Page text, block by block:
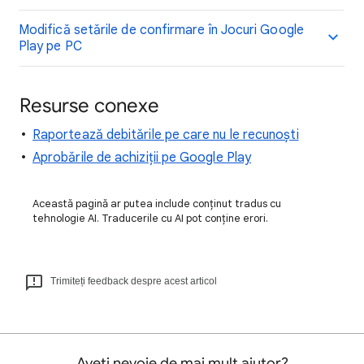
Modifică setările de confirmare în Jocuri Google
Play pe PC
Resurse conexe
Raportează debitările pe care nu le recunoști
Aprobările de achiziții pe Google Play
Această pagină ar putea include conținut tradus cu
tehnologie AI. Traducerile cu AI pot conține erori.
Trimiteți feedback despre acest articol